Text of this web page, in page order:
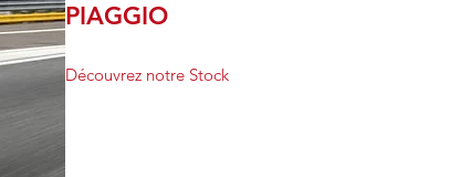
PIAGGIO
Découvrez notre Stock